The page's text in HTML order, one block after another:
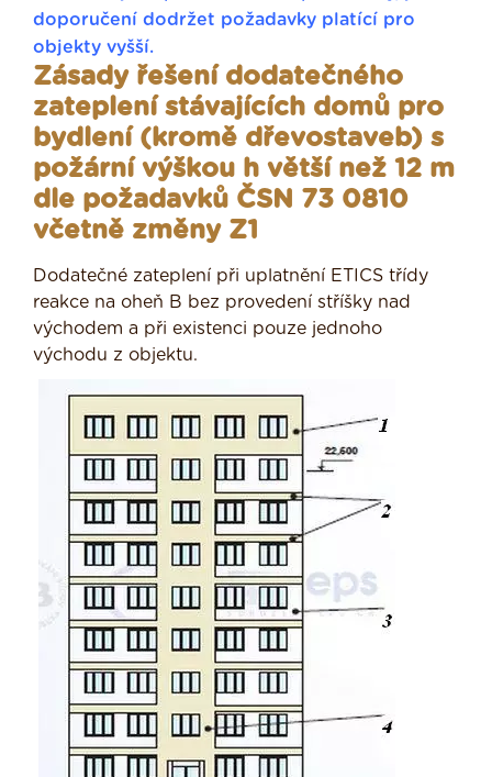
doporučení dodržet požadavky platící pro
objekty vyšší.
Zásady řešení dodatečného
zateplení stávajících domů pro
bydlení (kromě dřevostaveb) s
požární výškou h větší než 12 m
dle požadavků ČSN 73 0810
včetně změny Z1
Dodatečné zateplení při uplatnění ETICS třídy
reakce na oheň B bez provedení stříšky nad
východem a při existenci pouze jednoho
východu z objektu.